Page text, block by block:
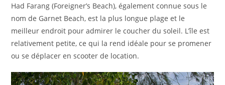
Had Farang (Foreigner’s Beach), également connue sous le
nom de Garnet Beach, est la plus longue plage et le
meilleur endroit pour admirer le coucher du soleil. L’île est
relativement petite, ce qui la rend idéale pour se promener
ou se déplacer en scooter de location.